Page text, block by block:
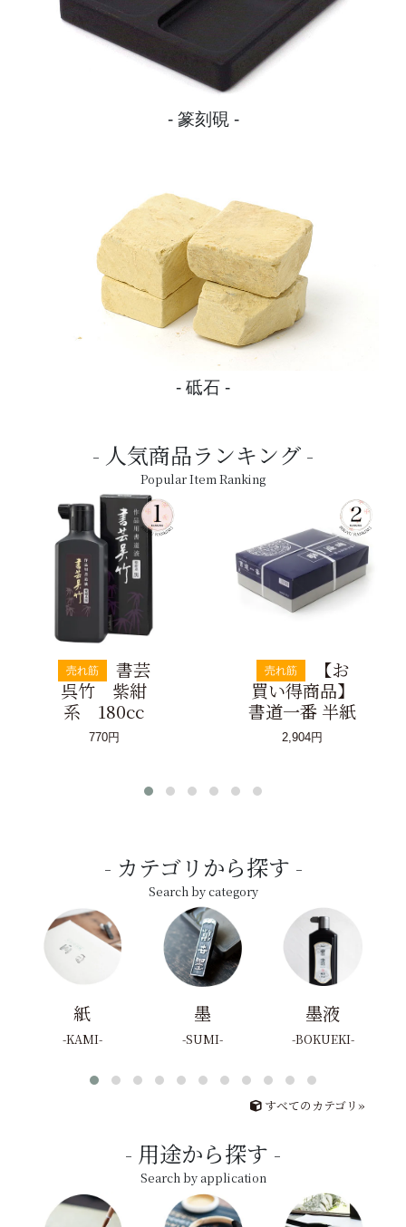
篆刻硯
砥石
人気商品ランキング
Popular Item Ranking
売れ筋
書芸
呉竹 紫紺
系 180cc
770円
売れ筋
【お
買い得商品】
書道一番 半紙
2,904円
カテゴリから探す
Search by category
紙
KAMI
墨
SUMI
墨液
BOKUEKI
すべてのカテゴリ»
用途から探す
Search by application